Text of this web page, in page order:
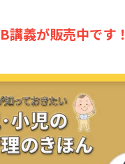
講義が販売中です！